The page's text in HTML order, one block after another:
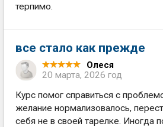
терпимо.
все стало как прежде
Олеся
20 марта, 2026 год
Курс помог справиться с
желание нормализовалось,
себя не в своей тарелке. Иногда